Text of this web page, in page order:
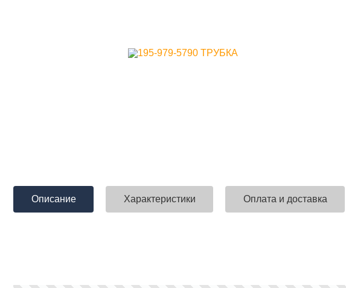
Описание Характеристики Оплата и доставка